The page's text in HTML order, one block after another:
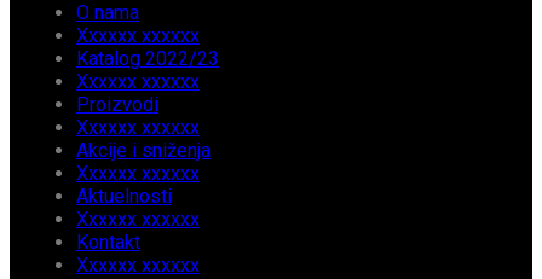
O nama
Xxxxxx xxxxxx
Katalog 2022/23
Xxxxxx xxxxxx
Proizvodi
Xxxxxx xxxxxx
Akcije i sniženja
Xxxxxx xxxxxx
Aktuelnosti
Xxxxxx xxxxxx
Kontakt
Xxxxxx xxxxxx